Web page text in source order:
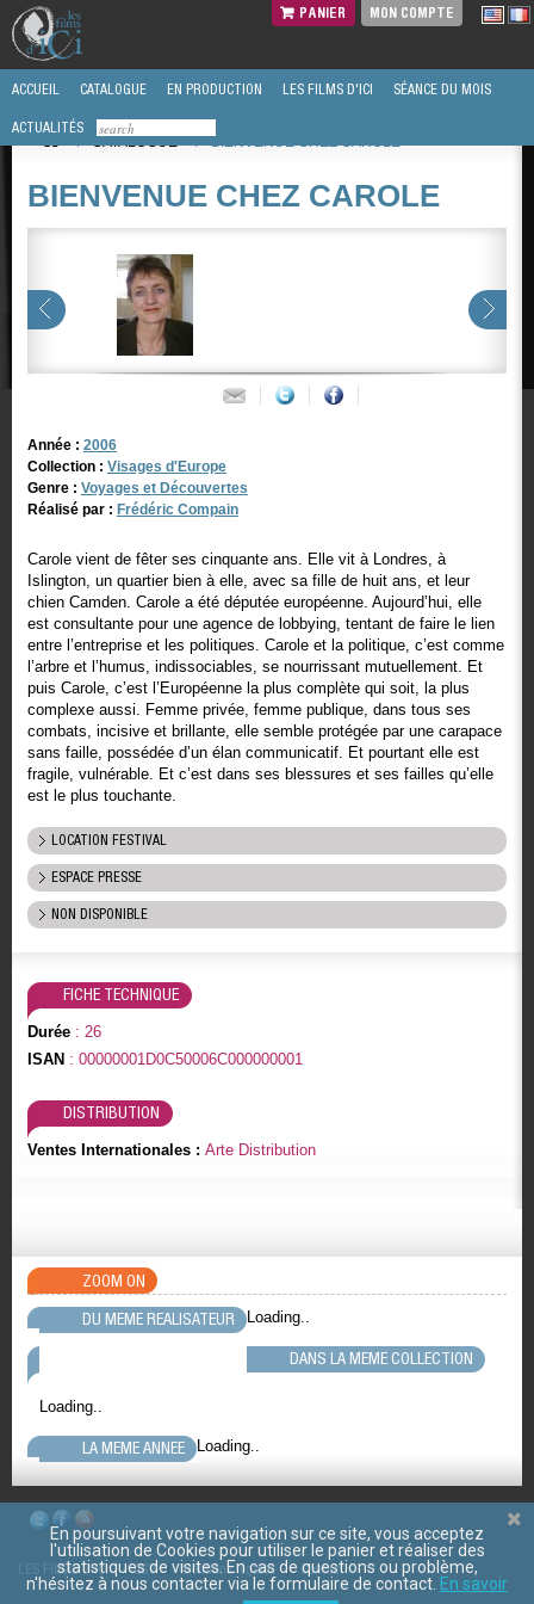
PANIER MON COMPTE
ACCUEIL CATALOGUE EN PRODUCTION LES FILMS D'ICI SÉANCE DU MOIS
ACTUALITÉS
/
CATALOGUE / BIENVENUE CHEZ CAROLE
BIENVENUE CHEZ CAROLE
Année : 2006
Collection : Visages d'Europe
Genre : Voyages et Découvertes
Réalisé par : Frédéric Compain
Carole vient de fêter ses cinquante ans. Elle vit à Londres, à
Islington, un quartier bien à elle, avec sa fille de huit ans, et leur
chien Camden. Carole a été députée européenne. Aujourd’hui, elle
est consultante pour une agence de lobbying, tentant de faire le lien
entre l’entreprise et les politiques. Carole et la politique, c’est comme
l’arbre et l’humus, indissociables, se nourrissant mutuellement. Et
puis Carole, c’est l’Européenne la plus complète qui soit, la plus
complexe aussi. Femme privée, femme publique, dans tous ses
combats, incisive et brillante, elle semble protégée par une carapace
sans faille, possédée d’un élan communicatif. Et pourtant elle est
fragile, vulnérable. Et c’est dans ses blessures et ses failles qu’elle
est le plus touchante.
LOCATION FESTIVAL
ESPACE PRESSE
NON DISPONIBLE
FICHE TECHNIQUE
Durée: 26
ISAN : 00000001D0C50006C000000001
DISTRIBUTION
Ventes Internationales : Arte Distribution
ZOOM ON
DU MEME REALISATEUR
Loading..
DANS LA MEME COLLECTION
Loading..
LA MEME ANNEE Loading..
LES FILMS D'ICI CGV Mentions légales Contact
En poursuivant votre navigation sur ce site, vous acceptez
l'utilisation de Cookies pour utiliser le panier et réaliser des
statistiques de visites. En cas de questions ou problème,
n'hésitez à nous contacter via le formulaire de contact. En savoir